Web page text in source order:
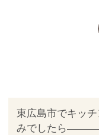
東広島市でキッ
みでしたら